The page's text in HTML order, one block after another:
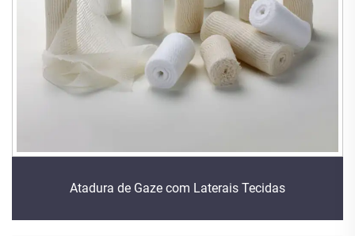
Atadura de Gaze com Laterais Tecidas